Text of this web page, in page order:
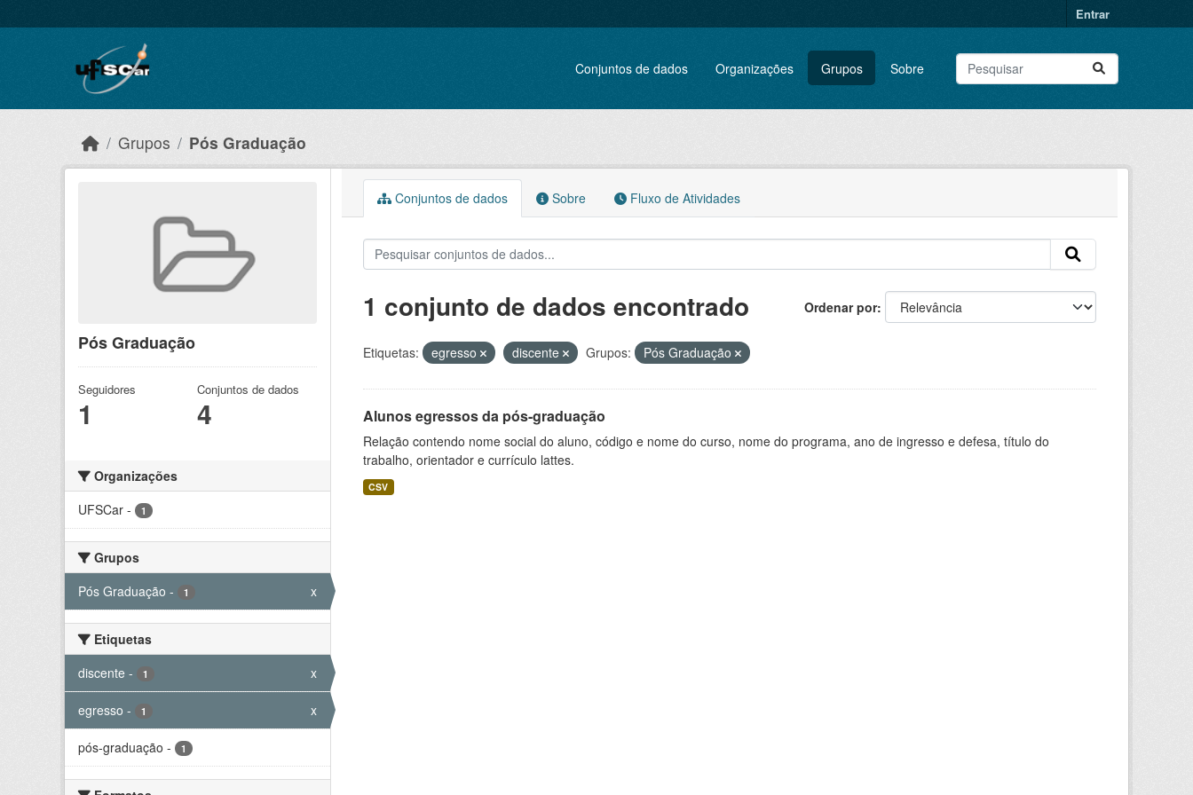
Entrar
Conjuntos de dados Organizações Grupos Sobre
Grupos Pós Graduação
Pós Graduação
Seguidores
1
Conjuntos de dados
4
Organizações
UFSCar - 1
Grupos
Pós Graduação - 1 x
Etiquetas
discente - 1 x
egresso - 1 x
pós-graduação - 1
Conjuntos de dados Sobre Fluxo de Atividades
Ordenar por
1 conjunto de dados encontrado
Etiquetas: egresso discente Grupos: Pós Graduação
Alunos egressos da pós-graduação
Relação contendo nome social do aluno, código e nome do curso, nome do programa, ano de ingresso e defesa, título do
trabalho, orientador e currículo lattes.
CSV